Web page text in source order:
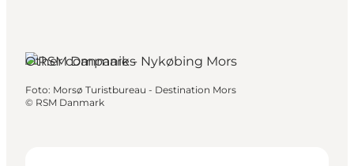
Plan je reis
Other companies
Foto: Morsø Turistbureau - Destination Mors
© RSM Danmark